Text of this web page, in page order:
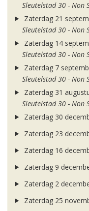
Sleutelstad 30 - Non
Zaterdag 21
Sleutelstad 30 - Non
Zaterdag 14
Sleutelstad 30 - Non
Zaterdag 7
Sleutelstad 30 - Non
Zaterdag 31
Sleutelstad 30 - Non
Zaterdag 30
Zaterdag 23
Zaterdag 16
Zaterdag 9
Zaterdag 2
Zaterdag 25